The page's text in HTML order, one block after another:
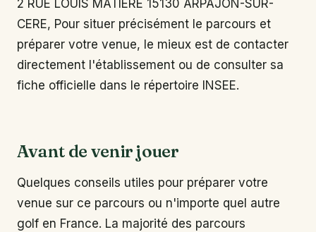
2 RUE LOUIS MATIERE 15130 ARPAJON-SUR-
CERE, Pour situer précisément le parcours et
préparer votre venue, le mieux est de contacter
directement l'établissement ou de consulter sa
fiche officielle dans le répertoire INSEE.
Avant de venir jouer
Quelques conseils utiles pour préparer votre
venue sur ce parcours ou n'importe quel autre
golf en France. La majorité des parcours